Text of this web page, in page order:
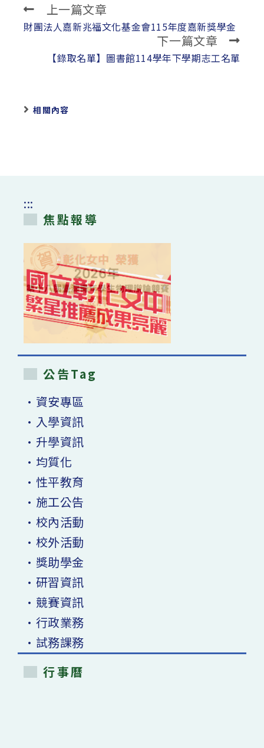
Read
more
上一篇文章
財團法人嘉新兆福文化基金會115年度嘉新獎學金
下一篇文章
【錄取名單】圖書館114學年下學期志工名單
相關內容
:::
焦點報導
公告Tag
•資安專區
•入學資訊
•升學資訊
•均質化
•性平教育
•施工公告
•校內活動
•校外活動
•獎助學金
•研習資訊
•競賽資訊
•行政業務
•試務課務
行事曆